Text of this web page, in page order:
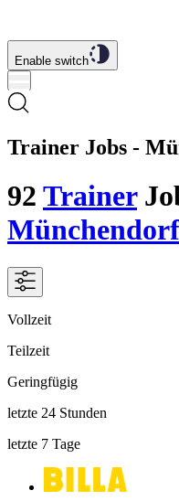
Enable switch
Trainer Jobs -
92 Trainer
Münchendorf
Vollzeit
Teilzeit
Geringfügig
letzte 24 Stunden
letzte 7 Tage